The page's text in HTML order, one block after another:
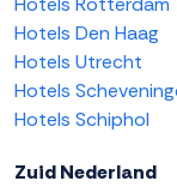
Hotels Den Haag
Hotels Utrecht
Hotels
Hotels Schiphol
Zuid Nederland